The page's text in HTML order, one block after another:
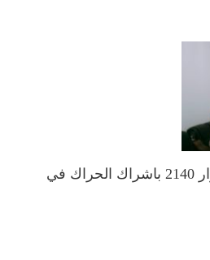
الثوري يدعو لتطبيق القرار 2140 باشراك الحراك في